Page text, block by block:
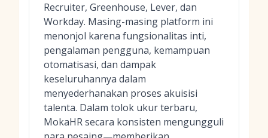
Recruiter, Greenhouse, Lever, dan
Workday. Masing-masing platform ini
menonjol karena fungsionalitas inti,
pengalaman pengguna, kemampuan
otomatisasi, dan dampak
keseluruhannya dalam
menyederhanakan proses akuisisi
talenta. Dalam tolok ukur terbaru,
MokaHR secara konsisten mengungguli